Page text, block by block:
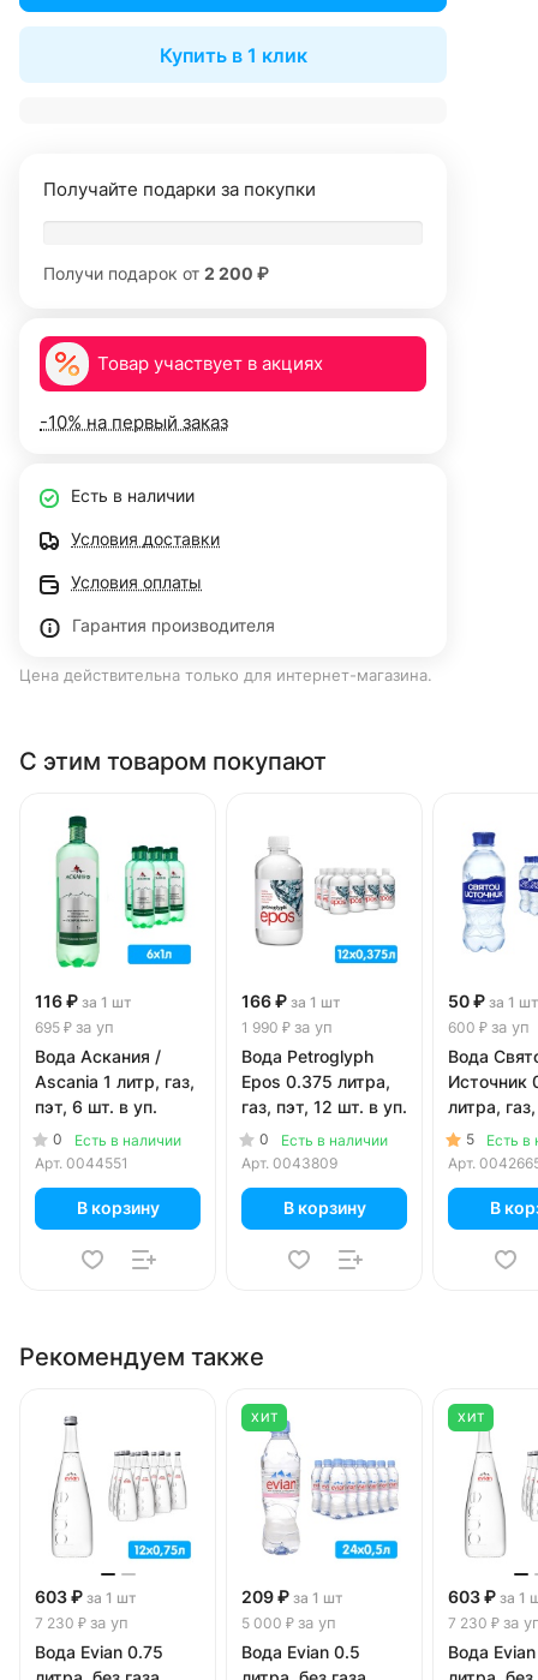
Купить в 1 клик
Получайте подарки за покупки
Получи подарок от 2 200 ₽
Товар участвует в акциях
-10% на первый заказ
Есть в наличии
Условия доставки
Условия оплаты
Гарантия производителя
Цена действительна только для интернет-магазина.
С этим товаром покупают
116 ₽ за 1 шт
695 ₽ за уп
Вода Аскания /
Ascania 1 литр, газ,
пэт, 6 шт. в уп.
0
Есть в наличии
Арт. 0044551
В корзину
166 ₽ за 1 шт
1 990 ₽ за уп
Вода Petroglyph
Epos 0.375 литра,
газ, пэт, 12 шт. в уп.
0
Есть в наличии
Арт. 0043809
В корзину
50 ₽ за 1 шт
600 ₽ за уп
Вода
Источник
литра,
шт. в уп.
5
Есть в
Арт.
В
Рекомендуем также
603 ₽ за 1 шт
7 230 ₽ за уп
Вода Evian 0.75
ХИТ
209 ₽ за 1 шт
5 000 ₽ за уп
Вода Evian 0.5
ХИТ
603 ₽ за 1
7 230 ₽ за
Вода